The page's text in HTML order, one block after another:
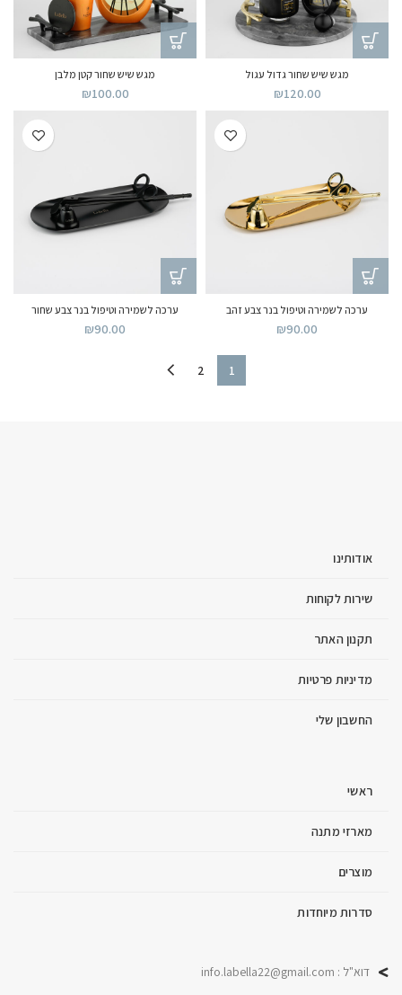
מגש שיש שחור גדול עגול
₪120.00
מגש שיש שחור קטן מלבן
₪100.00
ערכה לשמירה וטיפול בנר צבע זהב
₪90.00
ערכה לשמירה וטיפול בנר צבע שחור
₪90.00
1
2
אודותינו
שירות לקוחות
תקנון האתר
מדיניות פרטיות
החשבון שלי
ראשי
מארזי מתנה
מוצרים
סדרות מיוחדות
דוא"ל : info.labella22@gmail.com